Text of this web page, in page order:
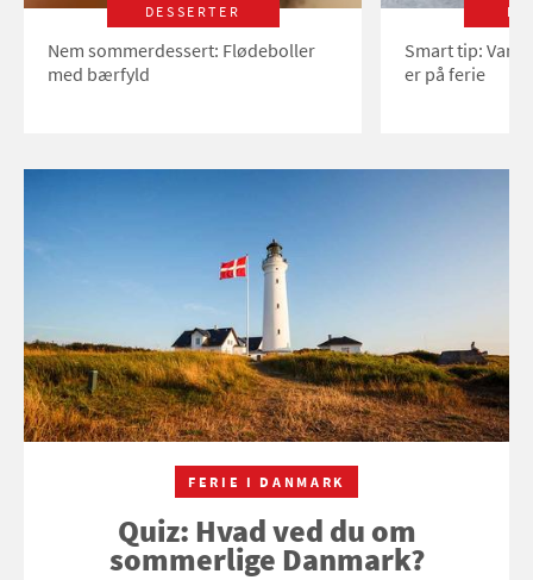
DESSERTER
Nem sommerdessert: Flødeboller
med bærfyld
Smart tip:
er på ferie
FERIE I DANMARK
Quiz: Hvad ved du om
sommerlige Danmark?